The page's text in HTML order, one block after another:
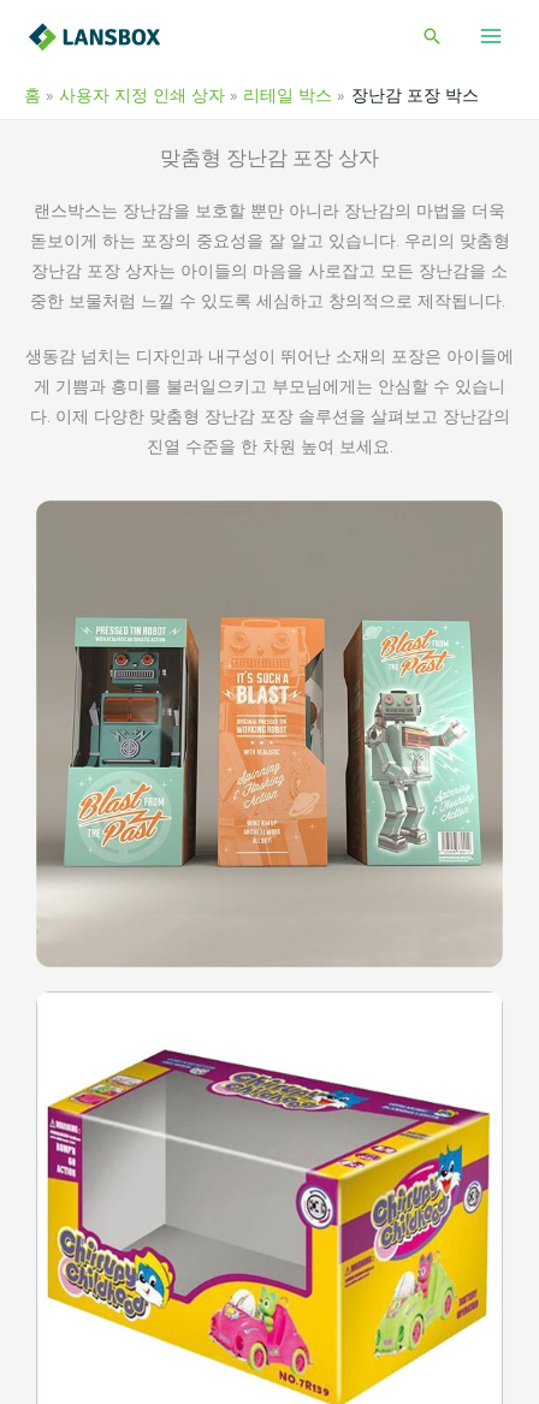
검
홈 사용자 지정 인쇄 상자 리테일 박스 장난감 포장 박스
맞춤형 장난감 포장 상자
랜스박스는 장난감을 보호할 뿐만 아니라 장난감의 마법을 더욱
돋보이게 하는 포장의 중요성을 잘 알고 있습니다. 우리의 맞춤형
장난감 포장 상자는 아이들의 마음을 사로잡고 모든 장난감을 소
중한 보물처럼 느낄 수 있도록 세심하고 창의적으로 제작됩니다.
생동감 넘치는 디자인과 내구성이 뛰어난 소재의 포장은 아이들에
게 기쁨과 흥미를 불러일으키고 부모님에게는 안심할 수 있습니
다. 이제 다양한 맞춤형 장난감 포장 솔루션을 살펴보고 장난감의
진열 수준을 한 차원 높여 보세요.